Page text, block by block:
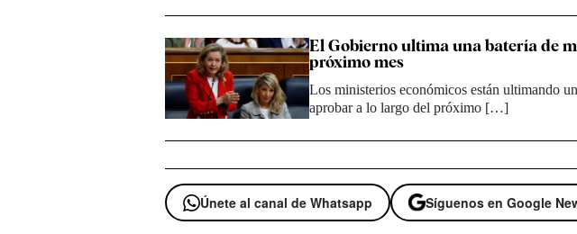
El Gobierno ultima una batería de
próximo mes
Los ministerios económicos están ultimando
aprobar a lo largo del próximo […]
Únete al canal de Whatsapp Síguenos en Google